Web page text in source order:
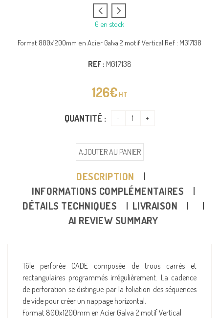
6 en stock
Format 800x1200mm en Acier Galva 2 motif Vertical Ref : MG17138
REF : MG17138
126€ HT
QUANTITÉ :
AJOUTER AU PANIER
DESCRIPTION
INFORMATIONS COMPLÉMENTAIRES
DÉTAILS TECHNIQUES
LIVRAISON
AI REVIEW SUMMARY
Tôle perforée CADE composée de trous carrés et
rectangulaires programmés irrégulièrement. La cadence
de perforation se distingue par la foliation des séquences
de vide pour créer un nappage horizontal.
Format 800x1200mm en Acier Galva 2 motif Vertical